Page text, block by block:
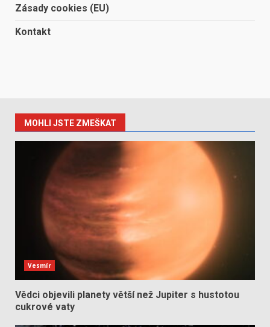
Zásady cookies (EU)
Kontakt
MOHLI JSTE ZMEŠKAT
Vesmír
Vědci objevili planety větší než Jupiter s hustotou
cukrové vaty